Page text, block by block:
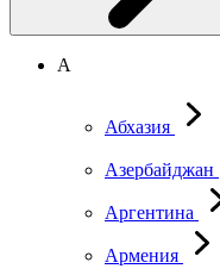
А
Абхазия
Азербайджан
Аргентина
Армения